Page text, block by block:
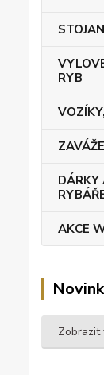
RYB
DÁRKY
AKCE
Zobrazit